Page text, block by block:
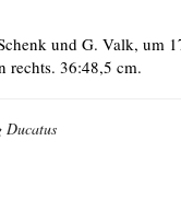
und G. Valk, um
rechts. 36:48,5 cm.
Ducatus